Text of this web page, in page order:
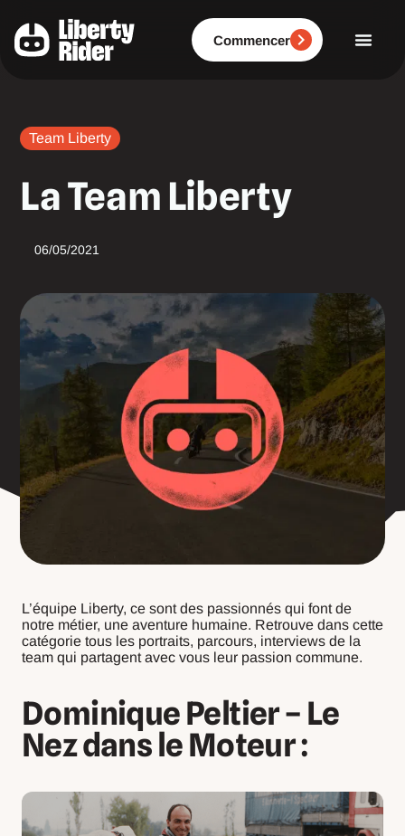
contenu
Commencer
Team Liberty
La Team Liberty
06/05/2021
L’équipe Liberty, ce sont des passionnés qui font de
notre métier, une aventure humaine. Retrouve dans cette
catégorie tous les portraits, parcours, interviews de la
team qui partagent avec vous leur passion commune.
Dominique Peltier – Le
Nez dans le Moteur :